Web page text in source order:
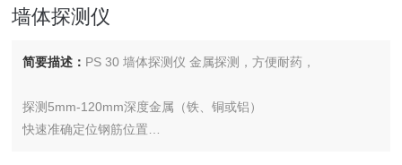
墙体探测仪
简要描述： PS 30 墙体探测仪 金属探测，方便耐药，
探测5mm-120mm深度金属（铁、铜或铝）
快速准确定位钢筋位置